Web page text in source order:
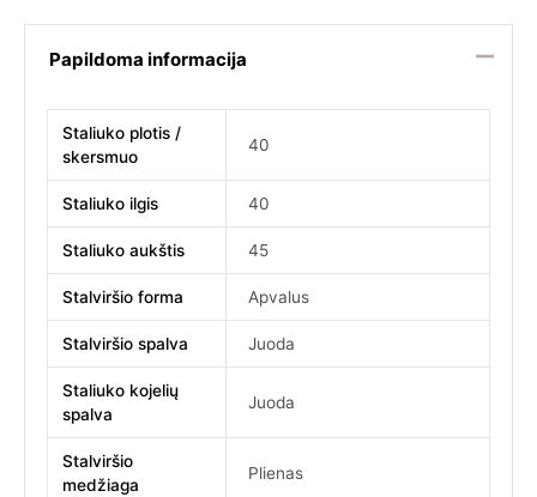
Papildoma informacija
Staliuko plotis /
skersmuo
40
Staliuko ilgis 40
Staliuko aukštis 45
Stalviršio forma Apvalus
Stalviršio spalva Juoda
Staliuko kojelių
spalva
Juoda
Stalviršio
medžiaga
Plienas